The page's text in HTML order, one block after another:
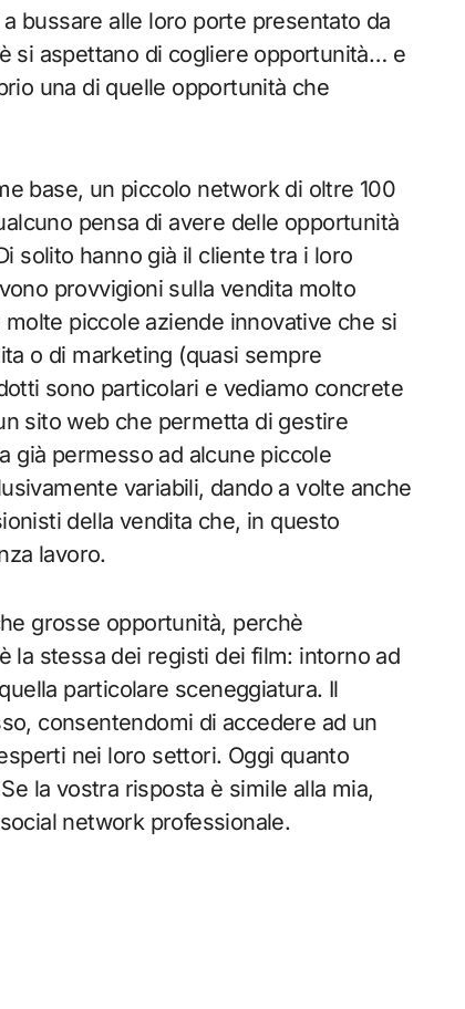
bussare alle loro porte presentato da
si aspettano di cogliere opportunità… e
una di quelle opportunità che
base, un piccolo network di oltre 100
pensa di avere delle opportunità
solito hanno già il cliente tra i loro
provvigioni sulla vendita molto
piccole aziende innovative che si
o di marketing (quasi sempre
sono particolari e vediamo concrete
sito web che permetta di gestire
già permesso ad alcune piccole
variabili, dando a volte anche
della vendita che, in questo
lavoro.
grosse opportunità, perchè
la stessa dei registi dei film: intorno ad
particolare sceneggiatura. Il
consentendomi di accedere ad un
nei loro settori. Oggi quanto
la vostra risposta è simile alla mia,
network professionale.